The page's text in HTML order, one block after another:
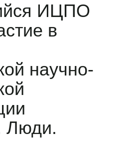
ИЦПО
в
научно-
Люди.